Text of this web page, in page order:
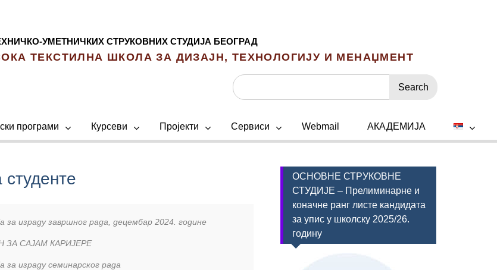
УМЕТНИЧКИХ СТРУКОВНИХ СТУДИЈА БЕОГРАД
ТЕКСТИЛНА ШКОЛА ЗА ДИЗАЈН, ТЕХНОЛОГИЈУ И МЕНАЏМЕНТ
Search
for:
програми Курсеви Пројекти Сервиси Webmail АКАДЕМИЈА
за израду завршног рада, децембар 2024. године
ЗА САЈАМ КАРИЈЕРЕ
за израду семинарског рада
ОСНОВНЕ СТРУКОВНЕ
СТУДИЈЕ – Прелиминарне и
коначне ранг листе кандидата
за упис у школску 2025/26.
годину